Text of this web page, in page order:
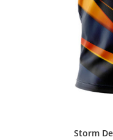
Storm